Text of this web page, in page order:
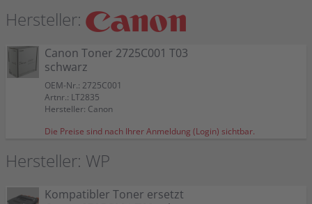
Hersteller:
Canon Toner 2725C001 T03
schwarz
OEM-Nr.: 2725C001
Artnr.: LT2835
Hersteller: Canon
Die Preise sind nach Ihrer Anmeldung (Login) sichtbar.
Hersteller: WP
Kompatibler Toner ersetzt